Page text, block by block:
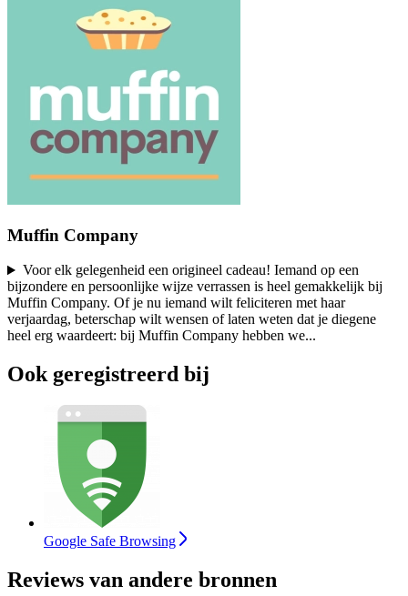
Muffin Company
Voor elk gelegenheid een origineel cadeau! Iemand op een
bijzondere en persoonlijke wijze verrassen is heel gemakkelijk bij
Muffin Company. Of je nu iemand wilt feliciteren met haar
verjaardag, beterschap wilt wensen of laten weten dat je diegene
heel erg waardeert: bij Muffin Company hebben we...
Ook geregistreerd bij
Google Safe Browsing
Reviews van andere bronnen